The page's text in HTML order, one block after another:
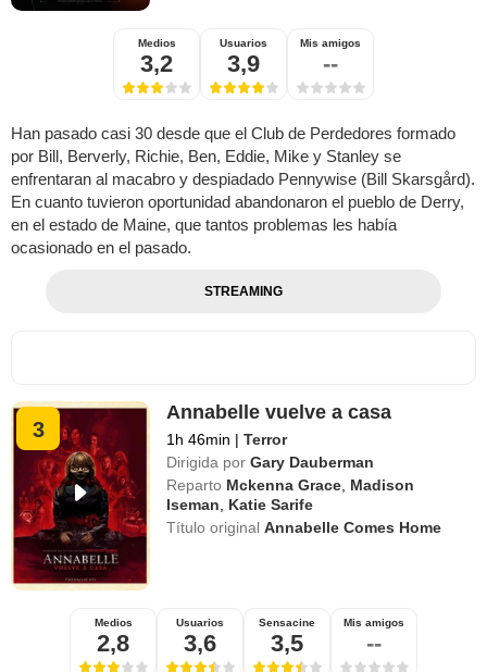
Medios
3,2
Usuarios
3,9
Mis amigos
--
Han pasado casi 30 desde que el Club de Perdedores formado
por Bill, Berverly, Richie, Ben, Eddie, Mike y Stanley se
enfrentaran al macabro y despiadado Pennywise (Bill Skarsgård).
En cuanto tuvieron oportunidad abandonaron el pueblo de Derry,
en el estado de Maine, que tantos problemas les había
ocasionado en el pasado.
STREAMING
3
Annabelle vuelve a casa
1h 46min | Terror
Dirigida por Gary Dauberman
Reparto Mckenna Grace Madison
Iseman
Katie Sarife
Título originalAnnabelle Comes Home
Medios
2,8
Usuarios
3,6
Sensacine
3,5
Mis amigos
--